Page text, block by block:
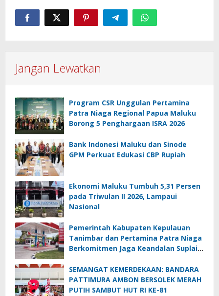
Jangan Lewatkan
Program CSR Unggulan Pertamina
Patra Niaga Regional Papua Maluku
Borong 5 Penghargaan ISRA 2026
Bank Indonesi Maluku dan Sinode
GPM Perkuat Edukasi CBP Rupiah
Ekonomi Maluku Tumbuh 5,31 Persen
pada Triwulan II 2026, Lampaui
Nasional
Pemerintah Kabupaten Kepulauan
Tanimbar dan Pertamina Patra Niaga
Berkomitmen Jaga Keandalan Suplai
SEMANGAT KEMERDEKAAN: BANDARA
PATTIMURA AMBON BERSOLEK MERAH
PUTIH SAMBUT HUT RI KE-81